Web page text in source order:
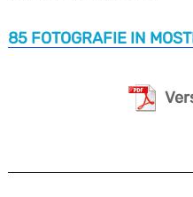
85 FOTOGRAFIE IN